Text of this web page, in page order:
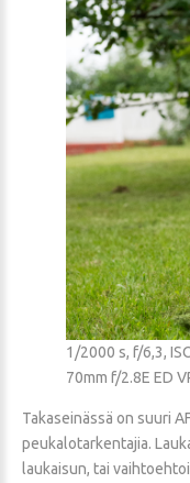
1/2000 s, f/6,3,
70mm f/2.8E ED
Takaseinässä on suuri
peukalotarkentajia.
laukaisun, tai